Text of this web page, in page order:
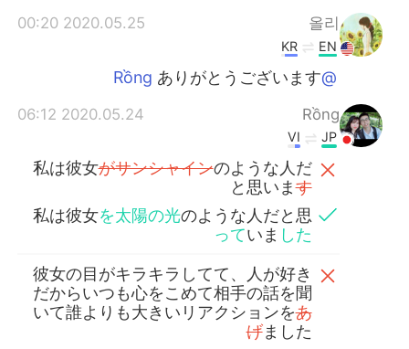
올리
2020.05.25 00:20
EN
KR
@Rồng
ありがとうございます
Rồng
2020.05.24 06:12
JP
VI
私は彼女がサンシャインのような人だ
と思います
私は彼女を太陽の光のような人だと思
っていま した
彼女の目がキラキラしてて、人が好き
だからいつも心をこめて相手の話を聞
いて誰よりも大きいリアクションをあ
げました